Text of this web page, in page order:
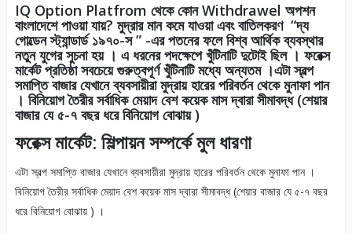
IQ Option Platfrom থেকে কোন Withdrawel অপশন
বাংলাদেশে পাওয়া যায়? মুদ্রার মান কমে যাওয়া এবং বাতিলকরণ “দ্য
গোল্ডেন স্ট্যান্ডার্ড ১৯৭০-স ” -এর পতনের ফলে বিশ্ব আর্থিক ব্যবস্থার
নতুন যুগের সুচনা হয় । এ ধরনের পদক্ষেপে খুঁটিনাটি দুটোই ছিল । ফরেক্স
মার্কেট প্রতিষ্ঠা সবচেয়ে গুরুত্বপূর্ণ খুঁটিনাটি মধ্যে অন্যতম ।এটা স্বল্প
সমাপ্তি বাজার যেখানে ব্যবসায়ীরা মুদ্রায় হারের পরিবর্তন থেকে মুনাফা পান
। বিনিয়োগ তৈরীর সর্বাধিক মেয়াদ বেশ কয়েক মাস দ্বারা সীমাবদ্ধ (শেয়ার
বাজার যে ৫-৭ বছর ধরে বিনিয়োগ বোঝায় )
ফরেক্স মার্কেট: শিল্পায়ন সম্পর্কে মুল ধারণা
এটা স্বল্প সমাপ্তি বাজার যেখানে ব্যবসায়ীরা মুদ্রায় হারের পরিবর্তন থেকে মুনাফা পান ।
বিনিয়োগ তৈরীর সর্বাধিক মেয়াদ বেশ কয়েক মাস দ্বারা সীমাবদ্ধ (শেয়ার বাজার যে ৫-৭ বছর
ধরে বিনিয়োগ বোঝায় ) ।